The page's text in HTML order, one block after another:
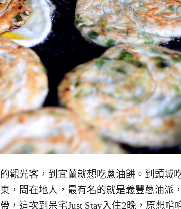
觀光客，到宜蘭就想吃蔥油餅。到頭城
，問在地人，最有名的就是義豐蔥油派，
，這次到呆宅Just Stay入住2晚，原想嚐